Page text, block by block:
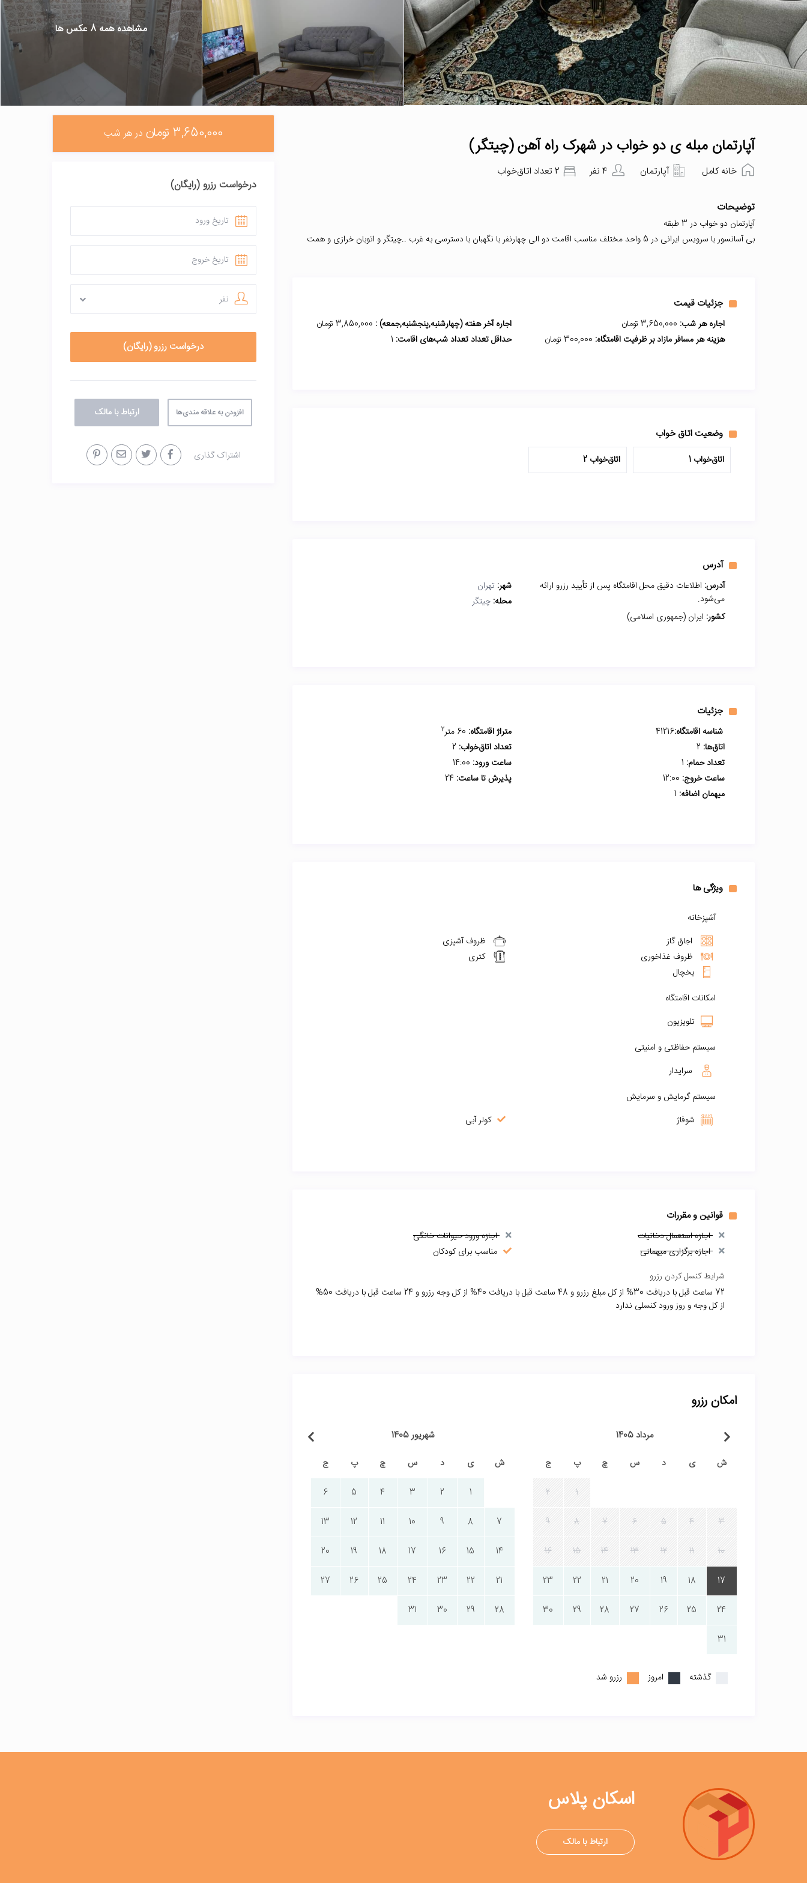
مشاهده همه 8 عکس ها
آپارتمان مبله ی دو خواب در شهرک راه آهن (چیتگر)
خانه کامل آپارتمان 4 نفر 2 تعداد اتاق‌خواب
توضیحات
آپارتمان دو خواب در 3 طبقه
بی آسانسور با سرویس ایرانی در 5 واحد مختلف مناسب اقامت دو الی چهارنفر با نگهبان با دسترسی به غرب ..چیتگر و اتوبان خرازی و همت
جزئیات قیمت
اجاره هر شب: اجاره آخر هفته (چهارشنبه,پنجشنبه,جمعه) :
هزینه هر مسافر مازاد بر ظرفیت اقامتگاه:
حداقل تعداد تعداد شب‌های اقامت:
وضعیت اتاق خواب
اتاق‌خواب 1 اتاق‌خواب 2
آدرس
آدرس: اطلاعات دقیق محل اقامتگاه پس از تأیید رزرو ارائه
می‌شود.
شهر: تهران
محله: چیتگر
کشور: ایران (جمهوری اسلامی)
جزئیات
شناسه اقامتگاه:41216 متراژ اقامتگاه: 2
اتاق‌ها: تعداد اتاق‌خواب:
تعداد حمام:
ساعت ورود:
ساعت خروج:
پذیرش تا ساعت:
میهمان اضافه:
ویژگی ها
آشپزخانه
اجاق گاز
ظروف آشپزی
ظروف غذاخوری
کتری
یخچال
امکانات اقامتگاه
تلویزیون
سیستم حفاظتی و امنیتی
سرایدار
سیستم گرمایش و سرمایش
شوفاژ
کولر آبی
قوانین و مقررات
اجازه استعمال دخانیات
اجازه ورود حیوانات خانگی
اجازه برگزاری میهمانی
مناسب برای کودکان
شرایط کنسل کردن رزرو
72 ساعت قبل با دریافت 30% از کل مبلغ رزرو و 48 ساعت قبل با دریافت 40% از کل وجه رزرو و 24 ساعت قبل با دریافت 50%
از کل وجه و روز ورود کنسلی ندارد
امکان رزرو
مرداد 1405
ش ی د س چ پ ج
1
2
3
4
5
6
7
8
9
10
11
12
13
14
15
16
17
18
19
20
21
22
23
24
25
26
27
28
29
30
31
شهریور 1405
ش ی د س چ پ ج
1
2
3
4
5
6
7
8
9
10
11
12
13
14
15
16
17
18
19
20
21
22
23
24
25
26
27
28
29
30
31
گذشته امروز رزرو شد
3,650,000 تومان در هر شب
درخواست رزرو (رایگان)
نفر
افزودن به علاقه مندی‌ها ارتباط با مالک
اشتراک گذاری
اسکان پلاس
ارتباط با مالک